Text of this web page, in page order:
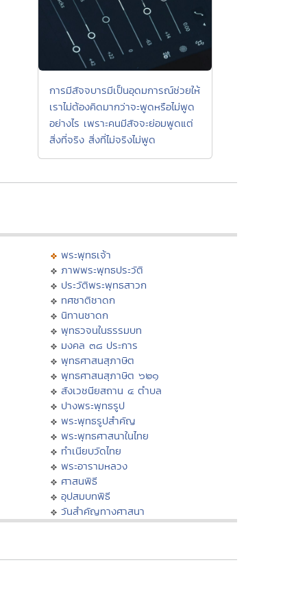
การมีสัจจบารมีเป็นอุดมการณ์ช่วยให้
เราไม่ต้องคิดมากว่าจะพูดหรือไม่พูด
อย่างไร เพราะคนมีสัจจะย่อมพูดแต่
สิ่งที่จริง สิ่งที่ไม่จริงไม่พูด
พระพุทธเจ้า
ภาพพระพุทธประวัติ
ประวัติพระพุทธสาวก
ทศชาติชาดก
นิทานชาดก
พุทธวจนในธรรมบท
มงคล ๓๘ ประการ
พุทธศาสนสุภาษิต
พุทธศาสนสุภาษิต ๖๒๑
สังเวชนียสถาน ๔ ตำบล
ปางพระพุทธรูป
พระพุทธรูปสำคัญ
พระพุทธศาสนาในไทย
ทำเนียบวัดไทย
พระอารามหลวง
ศาสนพิธี
อุปสมบทพิธี
วันสำคัญทางศาสนา